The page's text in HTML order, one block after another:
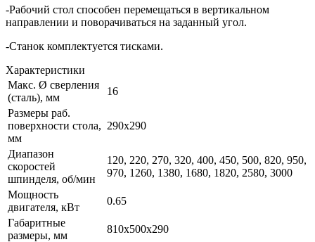
-Рабочий стол способен перемещаться в вертикальном
направлении и поворачиваться на заданный угол.
-Станок комплектуется тисками.
Характеристики
Макс. Ø сверления
(сталь), мм
16
Размеры раб.
поверхности стола,
мм
290х290
Диапазон
скоростей
шпинделя, об/мин
120, 220, 270, 320, 400, 450, 500, 820, 950,
970, 1260, 1380, 1680, 1820, 2580, 3000
Мощность
двигателя, кВт
0.65
Габаритные
размеры, мм
810х500х290